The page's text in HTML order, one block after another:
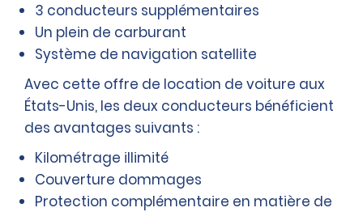
3 conducteurs supplémentaires
Un plein de carburant
Système de navigation satellite
Avec cette offre de location de voiture aux
États-Unis, les deux conducteurs bénéficient
des avantages suivants :
Kilométrage illimité
Couverture dommages
Protection complémentaire en matière de